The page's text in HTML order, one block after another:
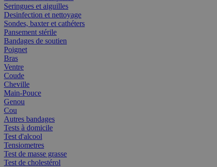
Seringues et aiguilles
Desinfection et nettoyage
Sondes, baxter et cathéters
Pansement stérile
Bandages de soutien
Poignet
Bras
Ventre
Coude
Cheville
Main-Pouce
Genou
Cou
Autres bandages
Tests à domicile
Test d'alcool
Tensiometres
Test de masse grasse
Test de cholestérol